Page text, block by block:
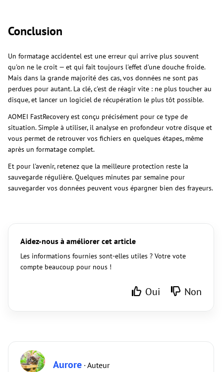
Conclusion
Un formatage accidentel est une erreur qui arrive plus souvent
qu'on ne le croit — et qui fait toujours l'effet d'une douche froide.
Mais dans la grande majorité des cas, vos données ne sont pas
perdues pour autant. La clé, c'est de réagir vite : ne plus toucher au
disque, et lancer un logiciel de récupération le plus tôt possible.
AOMEI FastRecovery est conçu précisément pour ce type de
situation. Simple à utiliser, il analyse en profondeur votre disque et
vous permet de retrouver vos fichiers en quelques étapes, même
après un formatage complet.
Et pour l'avenir, retenez que la meilleure protection reste la
sauvegarde régulière. Quelques minutes par semaine pour
sauvegarder vos données peuvent vous épargner bien des frayeurs.
Aidez-nous à améliorer cet article
Les informations fournies sont-elles utiles ? Votre vote
compte beaucoup pour nous !
Oui Non
Aurore · Auteur